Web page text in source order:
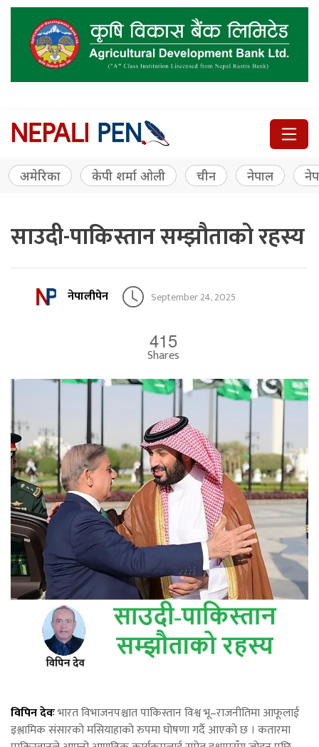
अमेरिका केपी शर्मा ओली चीन नेपाल
साउदी-पाकिस्तान सम्झौताको रहस्य
नेपालीपेन September 24, 2025
415
Shares
विपिन देवःभारत विभाजनपश्चात पाकिस्तान विश्व भू–राजनीतिमा आफूलाई
इश्लामिक संसारको मसियाहाको रुपमा घोषणा गर्दै आएको छ । कतारमा